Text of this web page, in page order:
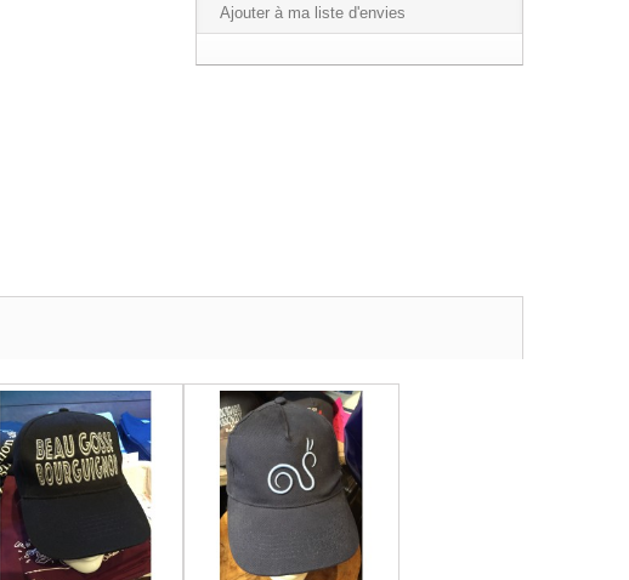
Ajouter à ma liste d'envies